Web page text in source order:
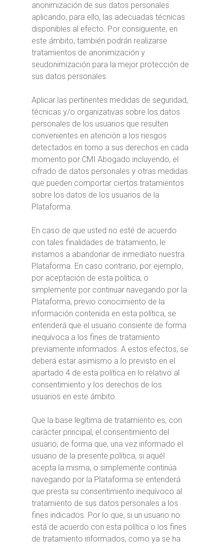
anonimización de sus datos personales
aplicando, para ello, las adecuadas técnicas
disponibles al efecto. Por consiguiente, en
este ámbito, también podrán realizarse
tratamientos de anonimización y
seudonimización para la mejor protección de
sus datos personales.
Aplicar las pertinentes medidas de seguridad,
técnicas y/o organizativas sobre los datos
personales de los usuarios que resulten
convenientes en atención a los riesgos
detectados en torno a sus derechos en cada
momento por CMI Abogado incluyendo, el
cifrado de datos personales y otras medidas
que pueden comportar ciertos tratamientos
sobre los datos de los usuarios de la
Plataforma.
En caso de que usted no esté de acuerdo
con tales finalidades de tratamiento, le
instamos a abandonar de inmediato nuestra
Plataforma. En caso contrario, por ejemplo,
por aceptación de esta política, o
simplemente por continuar navegando por la
Plataforma, previo conocimiento de la
información contenida en esta política, se
entenderá que el usuario consiente de forma
inequívoca a los fines de tratamiento
previamente informados. A estos efectos, se
deberá estar asimismo a lo previsto en el
apartado 4 de esta política en lo relativo al
consentimiento y los derechos de los
usuarios en este ámbito.
Que la base legítima de tratamiento es, con
carácter principal, el consentimiento del
usuario, de forma que, una vez informado el
usuario de la presente política, si aquél
acepta la misma, o simplemente continúa
navegando por la Plataforma se entenderá
que presta su consentimiento inequívoco al
tratamiento de sus datos personales a los
fines indicados. Por lo que, si un usuario no
está de acuerdo con esta política o los fines
de tratamiento informados, como ya se ha